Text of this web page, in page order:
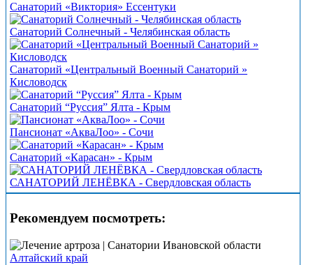
Санаторий «Виктория» Ессентуки
Санаторий Солнечный - Челябинская область
Санаторий «Центральный Военный Санаторий »
Кисловодск
Санаторий “Руссия” Ялта - Крым
Пансионат «АкваЛоо» - Сочи
Санаторий «Карасан» - Крым
САНАТОРИЙ ЛЕНЁВКА - Свердловская область
Рекомендуем посмотреть:
Алтайский край